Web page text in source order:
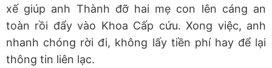
xế giúp anh Thành đỡ hai mẹ con lên cáng an
toàn rồi đẩy vào Khoa Cấp cứu. Xong việc, anh
nhanh chóng rời đi, không lấy tiền phí hay để lại
thông tin liên lạc.